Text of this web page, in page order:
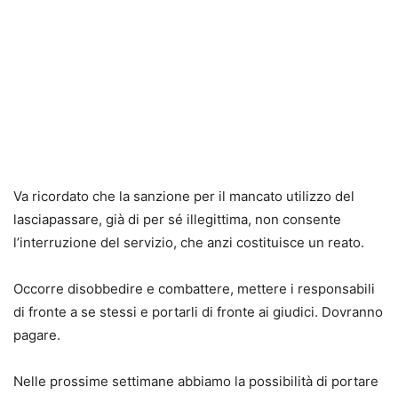
Va ricordato che la sanzione per il mancato utilizzo del
lasciapassare, già di per sé illegittima, non consente
l’interruzione del servizio, che anzi costituisce un reato.
Occorre disobbedire e combattere, mettere i responsabili
di fronte a se stessi e portarli di fronte ai giudici. Dovranno
pagare.
Nelle prossime settimane abbiamo la possibilità di portare